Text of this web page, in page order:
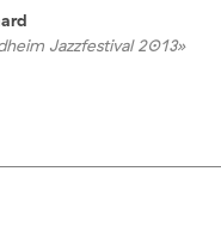
Jazzfestival 2013»